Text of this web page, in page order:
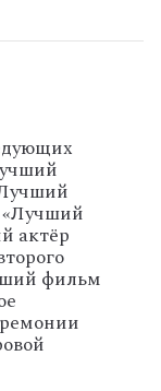
«Лучший
актёр
фильм